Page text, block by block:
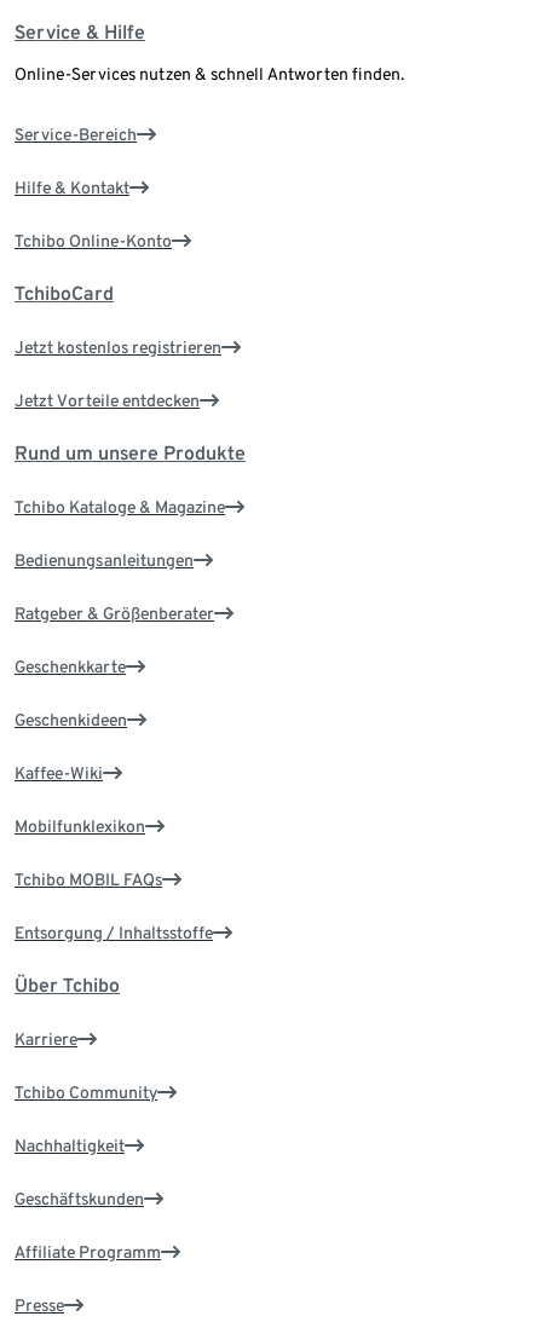
Service & Hilfe
Online-Services nutzen & schnell Antworten finden.
Service-Bereich
Hilfe & Kontakt
Tchibo Online-Konto
TchiboCard
Jetzt kostenlos registrieren
Jetzt Vorteile entdecken
Rund um unsere Produkte
Tchibo Kataloge & Magazine
Bedienungsanleitungen
Ratgeber & Größenberater
Geschenkkarte
Geschenkideen
Kaffee-Wiki
Mobilfunklexikon
Tchibo MOBIL FAQs
Entsorgung / Inhaltsstoffe
Über Tchibo
Karriere
Tchibo Community
Nachhaltigkeit
Geschäftskunden
Affiliate Programm
Presse